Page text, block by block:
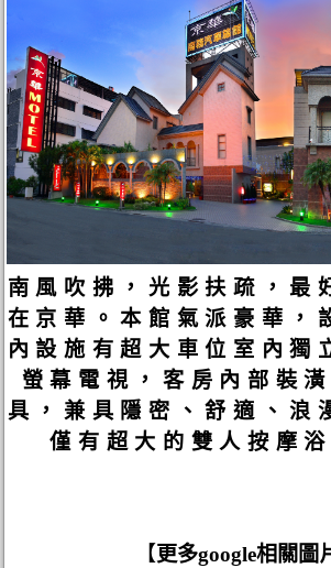
南風吹拂，光影扶疏，最
在京華。本館氣派豪華，
內設施有超大車位室內獨
螢幕電視，客房內部裝
具，兼具隱密、舒適、浪
僅有超大的雙人按摩
【 更多google相關圖